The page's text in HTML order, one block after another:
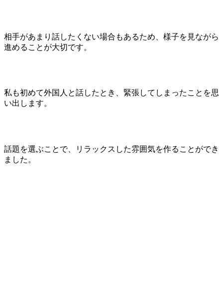
相手があまり話したくない場合もあるため、様子を見ながら
進めることが大切です。
私も初めて外国人と話したとき、緊張してしまったことを思
い出します。
話題を選ぶことで、リラックスした雰囲気を作ることができ
ました。